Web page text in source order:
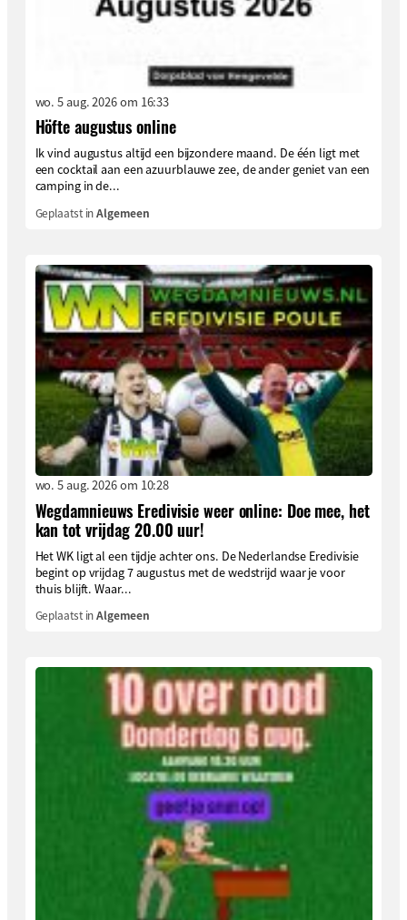
wo. 5 aug. 2026 om 16:33
Höfte augustus online
Ik vind augustus altijd een bijzondere maand. De één ligt met
een cocktail aan een azuurblauwe zee, de ander geniet van een
camping in de...
Geplaatst inAlgemeen
wo. 5 aug. 2026 om 10:28
Wegdamnieuws Eredivisie weer online: Doe mee, het
kan tot vrijdag 20.00 uur!
Het WK ligt al een tijdje achter ons. De Nederlandse Eredivisie
begint op vrijdag 7 augustus met de wedstrijd waar je voor
thuis blijft. Waar...
Geplaatst inAlgemeen